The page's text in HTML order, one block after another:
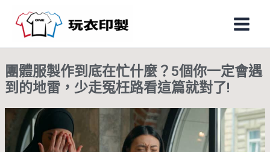
內
容
Main
團體服製作到底在忙什麼？5個你一定會遇
到的地雷，少走冤枉路看這篇就對了!